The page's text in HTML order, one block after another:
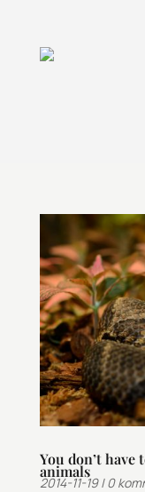
You don’t
animals
2014-11-19|0